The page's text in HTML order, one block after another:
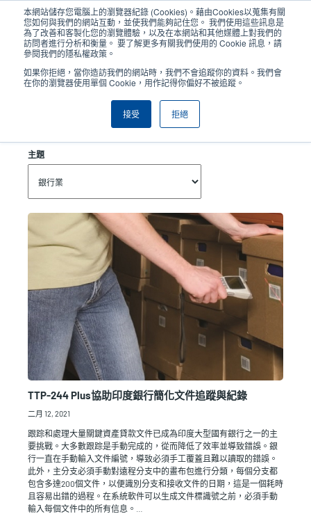
本網站儲存您電腦上的瀏覽器紀錄 (Cookies)。藉由Cookies以蒐集有關
您如何與我們的網站互動，並使我們能夠記住您。 我們使用這些訊息是
為了改善和客製化您的瀏覽體驗，以及在本網站和其他媒體上對我們的
訪問者進行分析和衡量。 要了解更多有關我們使用的 Cookie 訊息，請
參閱我們的隱私權政策。
如果你拒絕，當你造訪我們的網站時，我們不會追蹤你的資料。我們會
在你的瀏覽器使用單個 Cookie，用作記得你偏好不被追蹤。
接受 拒絕
User
menu
User
Header
銀行業
主題
TTP-244 Plus協助印度銀行簡化文件追蹤與紀錄
二月 12, 2021
跟踪和處理大量關鍵資產貸款文件已成為印度大型國有銀行之一的主
要挑戰。大多數跟踪是手動完成的，從而降低了效率並導致錯誤。銀
行一直在手動輸入文件編號，導致必須手工覆蓋且難以讀取的錯誤。
此外，主分支必須手動對遠程分支中的畫布包進行分類，每個分支都
包含多達200個文件，以便識別分支和接收文件的日期，這是一個耗時
且容易出錯的過程。在系統軟件可以生成文件標識號之前，必須手動
輸入每個文件中的所有信息。…